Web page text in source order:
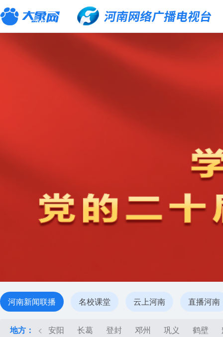
河南新闻联播 名校课堂 云上河南 直播河南
地方： < 安阳 长葛 登封 邓州 巩义 鹤壁